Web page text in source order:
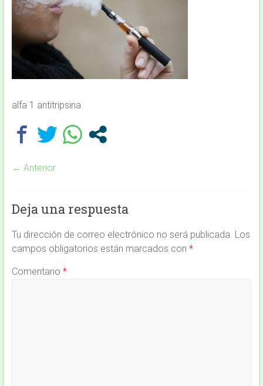
alfa 1 antitripsina
← Anterior
Deja una respuesta
Tu dirección de correo electrónico no será publicada. Los
campos obligatorios están marcados con *
Comentario *